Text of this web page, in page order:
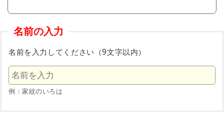
名前の入力
名前を入力してください（9文字以内）
例：家紋のいろは